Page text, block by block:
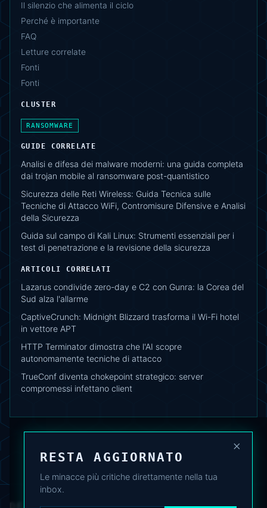
Il silenzio che alimenta il ciclo
Perché è importante
FAQ
Letture correlate
Fonti
Fonti
CLUSTER
RANSOMWARE
GUIDE CORRELATE
Analisi e difesa dei malware moderni: una guida completa
dai trojan mobile al ransomware post-quantistico
Sicurezza delle Reti Wireless: Guida Tecnica sulle
Tecniche di Attacco WiFi, Contromisure Difensive e Analisi
della Sicurezza
Guida sul campo di Kali Linux: Strumenti essenziali per i
test di penetrazione e la revisione della sicurezza
ARTICOLI CORRELATI
Lazarus condivide zero-day e C2 con Gunra: la Corea del
Sud alza l'allarme
CaptiveCrunch: Midnight Blizzard trasforma il Wi-Fi hotel
in vettore APT
HTTP Terminator dimostra che l'AI scopre
autonomamente tecniche di attacco
TrueConf diventa chokepoint strategico: server
compromessi infettano client
×
RESTA AGGIORNATO
Le minacce più critiche direttamente nella tua
inbox.